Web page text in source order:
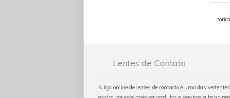
Lentes de Contato
A loja online de lentes de contacto é uma das